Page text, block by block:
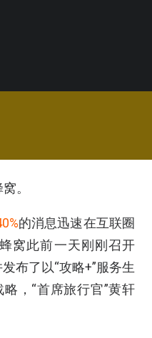
。
的消息迅速在互联圈
窝此前一天刚刚召开
布了以“攻略+”服务生
，“首席旅行官”黄轩